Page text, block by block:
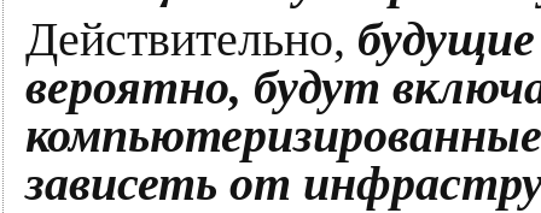
Действительно,
вероятно, будут
зависеть от